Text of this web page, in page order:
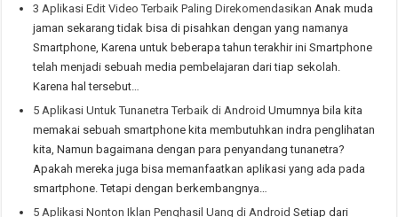
3 Aplikasi Edit Video Terbaik Paling Direkomendasikan Anak muda
jaman sekarang tidak bisa di pisahkan dengan yang namanya
Smartphone, Karena untuk beberapa tahun terakhir ini Smartphone
telah menjadi sebuah media pembelajaran dari tiap sekolah.
Karena hal tersebut…
5 Aplikasi Untuk Tunanetra Terbaik di Android Umumnya bila kita
memakai sebuah smartphone kita membutuhkan indra penglihatan
kita, Namun bagaimana dengan para penyandang tunanetra?
Apakah mereka juga bisa memanfaatkan aplikasi yang ada pada
smartphone. Tetapi dengan berkembangnya…
5 Aplikasi Nonton Iklan Penghasil Uang di Android Setiap dari